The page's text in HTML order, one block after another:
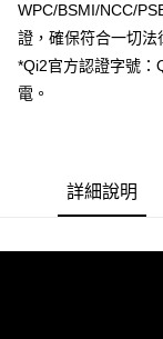
https://aftee.tw/terms/
３．未成年的使用者
任。
４．使用「AFTEE先
WPC/BSMI/NCC/
證，確保符合一切法
*Qi2官方認證字號
電。
詳細說明